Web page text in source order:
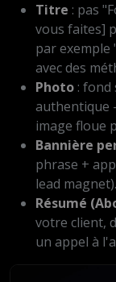
Titre : pas
vous faites]
par exemple
avec des
Photo : fond
authentique
image floue
Bannière
phrase +
lead magnet).
Résumé
votre client,
un appel à